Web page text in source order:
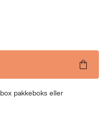
pakkeboks eller